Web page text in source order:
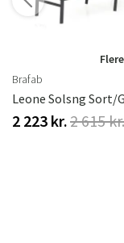
Brafab
2 223 kr.2 615 kr.